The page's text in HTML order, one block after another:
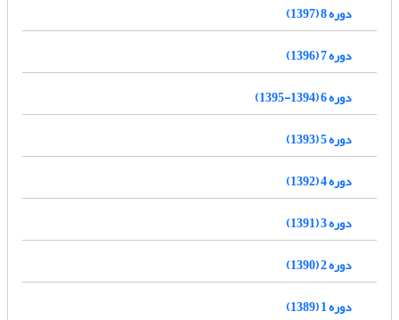
دوره 8 (1397)
دوره 7 (1396)
دوره 6 (1394-1395)
دوره 5 (1393)
دوره 4 (1392)
دوره 3 (1391)
دوره 2 (1390)
دوره 1 (1389)